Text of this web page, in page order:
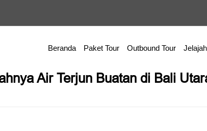
Beranda Paket Tour Outbound Tour
Air Terjun Buatan di Bali